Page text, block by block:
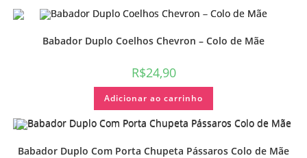
Babador Duplo Coelhos Chevron – Colo de Mãe
R$24,90
Adicionar ao carrinho
Babador Duplo Com Porta Chupeta Pássaros Colo de Mãe